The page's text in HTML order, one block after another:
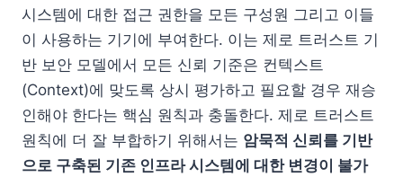
시스템에 대한 접근 권한을 모든 구성원 그리고 이들
이 사용하는 기기에 부여한다. 이는 제로 트러스트 기
반 보안 모델에서 모든 신뢰 기준은 컨텍스트
(Context)에 맞도록 상시 평가하고 필요할 경우 재승
인해야 한다는 핵심 원칙과 충돌한다. 제로 트러스트
원칙에 더 잘 부합하기 위해서는 암묵적 신뢰를 기반
으로 구축된 기존 인프라 시스템에 대한 변경이 불가